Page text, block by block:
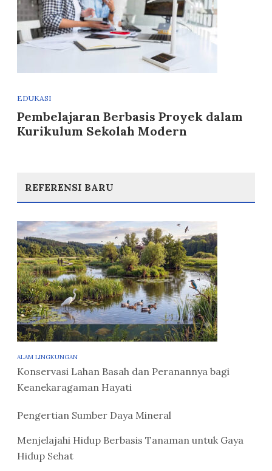
EDUKASI
Pembelajaran Berbasis Proyek dalam
Kurikulum Sekolah Modern
REFERENSI BARU
ALAM LINGKUNGAN
Konservasi Lahan Basah dan Peranannya bagi
Keanekaragaman Hayati
Pengertian Sumber Daya Mineral
Menjelajahi Hidup Berbasis Tanaman untuk Gaya
Hidup Sehat